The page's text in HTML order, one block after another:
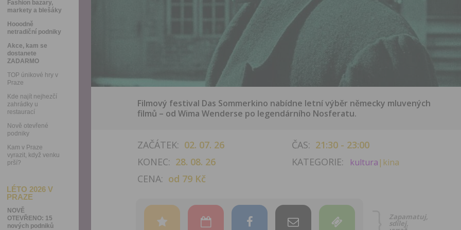
Fashion bazary,
markety a blešáky
Hooodně
netradiční podniky
Akce, kam se
dostanete
ZADARMO
TOP únikové hry v
Praze
Kde najít nejhezčí
zahrádky u
restaurací
Nově otevřené
podniky
Kam v Praze
vyrazit, když venku
prší?
LÉTO 2026 V
PRAZE
NOVĚ
OTEVŘENO: 15
nových podniků
Filmový festival Das Sommerkino nabídne letní výběr německy mluvených
filmů – od Wima Wenderse po legendárního Nosferatu.
ZAČÁTEK: 02. 07. 26
KONEC: 28. 08. 26
CENA: od 79 Kč
ČAS: 21:30 - 23:00
KATEGORIE:
kultura |kina
Zapamatuj,
sdílej,